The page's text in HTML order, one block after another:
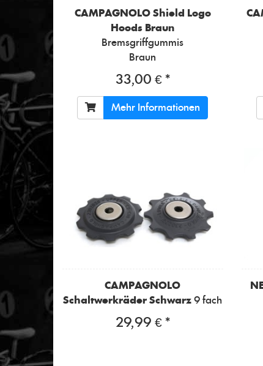
CAMPAGNOLO Shield Logo
Hoods Braun
Bremsgriffgummis
Braun
33,00 € *
Mehr Informationen
CAMPAGNOLO
Schaltwerkräder Schwarz 9 fach
29,99 € *